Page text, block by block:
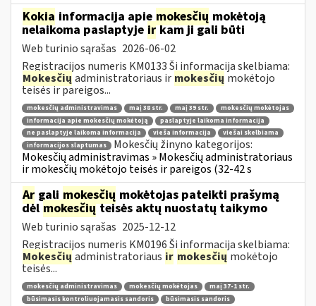
Kokia informacija apie mokesčių mokėtoją
nelaikoma paslaptyje irkam ji gali būti
Web turinio sąrašas 2026-06-02
Registracijos numeris KM0133 Ši informacija skelbiama:
Mokesčių administratoriaus ir mokesčių mokėtojo
teisės ir pareigos...
mokesčių administravimas maį 38 str. maį 39 str.
mokesčių mokėtojas
informacija apie mokesčių mokėtoją
paslaptyje laikoma informacija
ne paslaptyje laikoma informacija
vieša informacija
viešai skelbiama
informacijos slaptumas
Mokesčių žinyno kategorijos:
Mokesčių administravimas » Mokesčių administratoriaus
ir mokesčių mokėtojo teisės ir pareigos (32-42 s
Ar gali mokesčių mokėtojas pateikti prašymą
dėl mokesčiųteisės aktų nuostatų taikymo
Web turinio sąrašas 2025-12-12
Registracijos numeris KM0196 Ši informacija skelbiama:
Mokesčių administratoriaus ir mokesčių mokėtojo
teisės...
mokesčių administravimas mokesčių mokėtojas
maį 37-1 str.
būsimasis kontroliuojamasis sandoris
būsimasis sandoris